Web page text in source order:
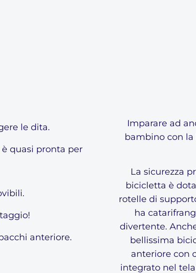
le dita.
quasi pronta per
anteriore.
Imparare ad
bambino con la
La sicurezza
bicicletta è
rotelle di
ha
divertente.
bellissima
anteriore con
integrato nel